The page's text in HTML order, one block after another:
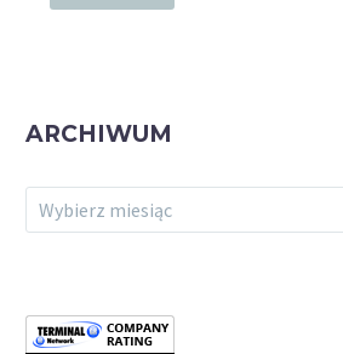
ARCHIWUM
ARCHIWUM
Wybierz miesiąc